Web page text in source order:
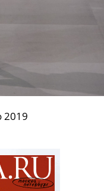
2019